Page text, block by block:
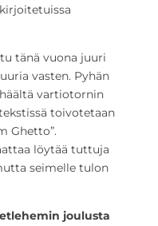
tänä vuona juuri
vasten. Pyhän
vartiotornin
toivotetaan
Ghetto”.
löytää tuttuja
seimelle tulon
joulusta